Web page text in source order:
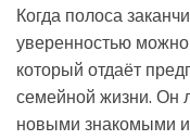
Когда полоса
уверенностью можно
который отдаёт
семейной жизни. Он
новыми знакомыми и